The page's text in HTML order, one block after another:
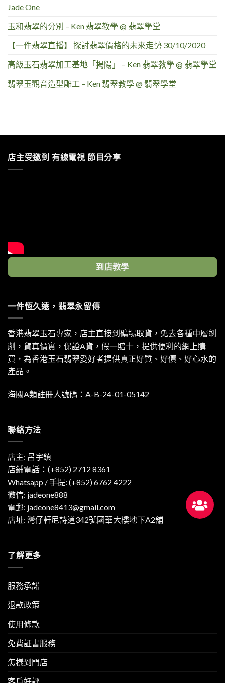
Jade One
玉和翡翠的分別 – Ken 翡翠教學 @ 翡翠學堂
【一件翡翠直播】 探討翡翠價格的未來走勢 30/10/2020
高級玉石翡翠加工基地「揭陽」 – Ken 翡翠教學 @ 翡翠學堂
翡翠玉觀音造型雕工 – Ken 翡翠教學 @ 翡翠學堂
店主受邀到 有線電視 節目分享
到店教學
一件恆久遠，翡翠永留傳
香港翡翠玉石專家，店主直接到礦場取貨，免去各種中層剝
削，貨真價實，保證A貨，假一賠十，提供便利的網上購
買，為香港玉石翡翠愛好者提供真正好質、好價、好心水的
產品。
海關A類註冊人號碼：A-B-24-01-05142
聯絡方法
店主: 呂宇鎮
店鋪電話：(+852) 2712 8361
Whatsapp / 手提: (+852) 6762 4222
微信: jadeone888
電郵: jadeone8413@gmail.com
店址: 灣仔軒尼詩道342號國華大樓地下A2舖
了解更多
服務承諾
退款政策
使用條款
免費証書服務
怎樣到門店